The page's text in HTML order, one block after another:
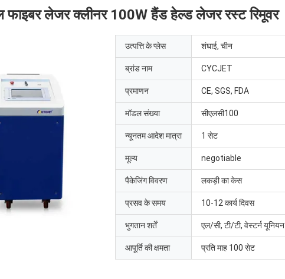
फाइबर लेजर क्लीनर 100W हैंड हेल्ड लेजर रस्ट रिमूवर
उत्पत्ति के प्लेस शंघाई, चीन
ब्रांड नाम CYCJET
प्रमाणन CE, SGS, FDA
मॉडल संख्या सीएलसी100
न्यूनतम आदेश मात्रा 1 सेट
मूल्य negotiable
पैकेजिंग विवरण लकड़ी का केस
प्रसव के समय 10-12 कार्य दिवस
भुगतान शर्तें एल/सी, टी/टी, वेस्टर्न यूनियन
आपूर्ति की क्षमता प्रति माह 100 सेट